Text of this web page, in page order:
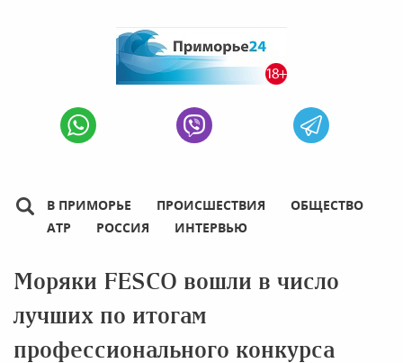
В ПРИМОРЬЕ ПРОИСШЕСТВИЯ
ОБЩЕСТВО
АТР
РОССИЯ ИНТЕРВЬЮ
Моряки FESCO вошли в число
лучших по итогам
профессионального конкурса